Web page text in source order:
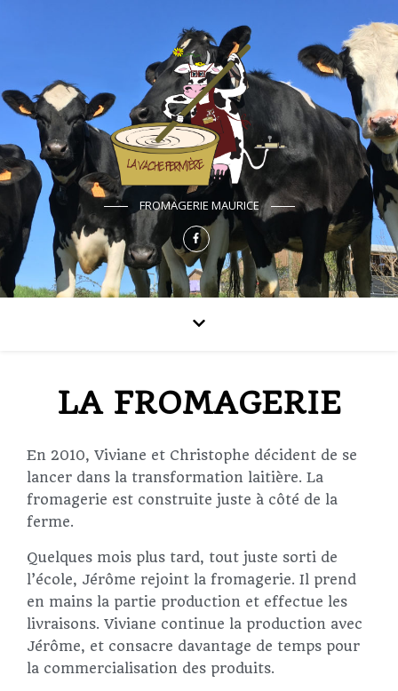
FROMAGERIE MAURICE
LA FROMAGERIE
En 2010, Viviane et Christophe décident de se
lancer dans la transformation laitière. La
fromagerie est construite juste à côté de la
ferme.
Quelques mois plus tard, tout juste sorti de
l’école, Jérôme rejoint la fromagerie. Il prend
en mains la partie production et effectue les
livraisons. Viviane continue la production avec
Jérôme, et consacre davantage de temps pour
la commercialisation des produits.